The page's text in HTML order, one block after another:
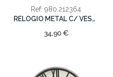
Ref: 980.212364
RELOGIO METAL C/ VESPA 2 SORT 34X33.5X32.5
34,90 €